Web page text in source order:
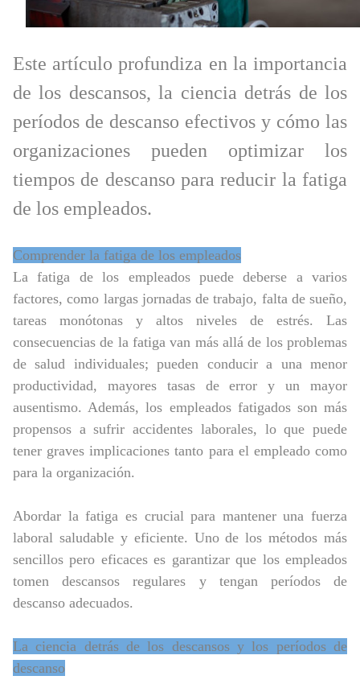
Este artículo profundiza en la importancia
de los descansos, la ciencia detrás de los
períodos de descanso efectivos y cómo las
organizaciones pueden optimizar los
tiempos de descanso para reducir la fatiga
de los empleados.
Comprender la fatiga de los empleados
La fatiga de los empleados puede deberse a varios
factores, como largas jornadas de trabajo, falta de sueño,
tareas monótonas y altos niveles de estrés. Las
consecuencias de la fatiga van más allá de los problemas
de salud individuales; pueden conducir a una menor
productividad, mayores tasas de error y un mayor
ausentismo. Además, los empleados fatigados son más
propensos a sufrir accidentes laborales, lo que puede
tener graves implicaciones tanto para el empleado como
para la organización.
Abordar la fatiga es crucial para mantener una fuerza
laboral saludable y eficiente. Uno de los métodos más
sencillos pero eficaces es garantizar que los empleados
tomen descansos regulares y tengan períodos de
descanso adecuados.
La ciencia detrás de los descansos y los períodos de
descanso